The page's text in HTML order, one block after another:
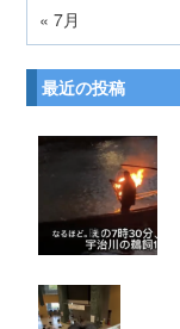
« 7月
最近の投稿